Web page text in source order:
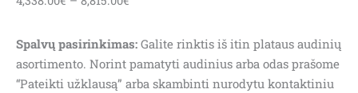
through
8,815.00€
Spalvų pasirinkimas: Galite rinktis iš itin plataus audinių
asortimento. Norint pamatyti audinius arba odas prašome
“Pateikti užklausą” arba skambinti nurodytu kontaktiniu